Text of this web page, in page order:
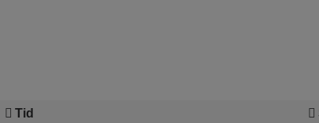
Tid